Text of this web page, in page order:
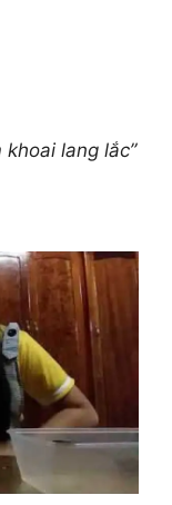
khoai lang lắc”